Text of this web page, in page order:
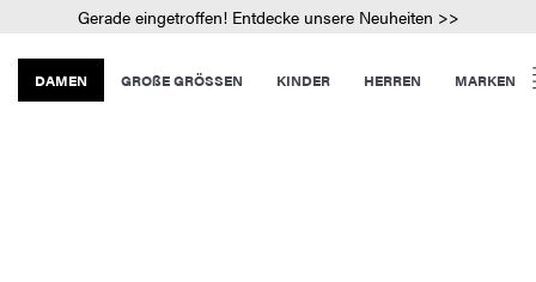
Gerade eingetroffen! Entdecke unsere Neuheiten >>
DAMEN GROßE GRÖSSEN KINDER HERREN MARKEN